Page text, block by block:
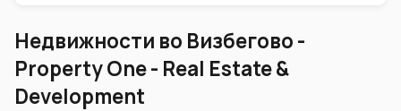
Недвижности во Визбегово -
Property One - Real Estate &
Development